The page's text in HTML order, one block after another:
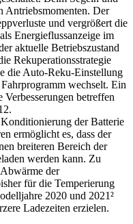
Antriebsmomenten. Der
und vergrößert die
Energieflussanzeige im
aktuelle Betriebszustand
Rekuperationsstrategie
die Auto-Reku-Einstellung
wechselt. Ein
betreffen
Konditionierung der Batterie
ermöglicht es, dass der
breiteren Bereich der
werden kann. Zu
der
für die Temperierung
2020 und 2021²
Ladezeiten erzielen.